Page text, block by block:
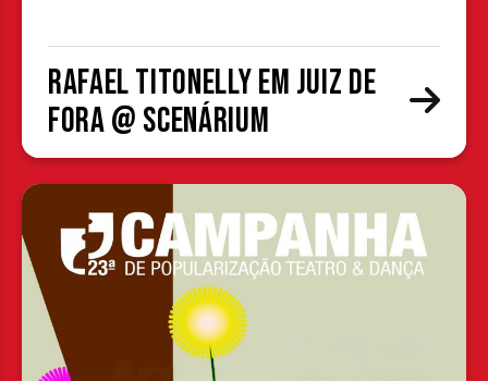
Rafael Titonelly em Juiz de
Fora @ Scenárium